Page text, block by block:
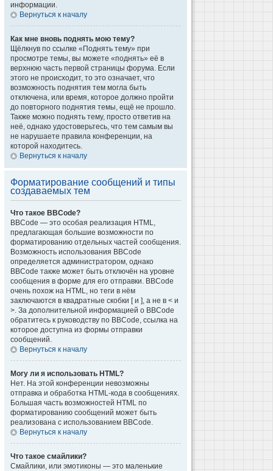
информации.
Вернуться к началу
Как мне вновь поднять мою тему?
Щёлкнув по ссылке «Поднять тему» при
просмотре темы, вы можете «поднять» её в
верхнюю часть первой страницы форума. Если
этого не происходит, то это означает, что
возможность поднятия тем могла быть
отключена, или время, которое должно пройти
до повторного поднятия темы, ещё не прошло.
Также можно поднять тему, просто ответив на
неё, однако удостоверьтесь, что тем самым вы
не нарушаете правила конференции, на
которой находитесь.
Вернуться к началу
Форматирование сообщений и типы
создаваемых тем
Что такое BBCode?
BBCode — это особая реализация HTML,
предлагающая большие возможности по
форматированию отдельных частей сообщения.
Возможность использования BBCode
определяется администратором, однако
BBCode также может быть отключён на уровне
сообщения в форме для его отправки. BBCode
очень похож на HTML, но теги в нём
заключаются в квадратные скобки [ и ], а не в < и
>. За дополнительной информацией о BBCode
обратитесь к руководству по BBCode, ссылка на
которое доступна из формы отправки
сообщений.
Вернуться к началу
Могу ли я использовать HTML?
Нет. На этой конференции невозможны
отправка и обработка HTML-кода в сообщениях.
Большая часть возможностей HTML по
форматированию сообщений может быть
реализована с использованием BBCode.
Вернуться к началу
Что такое смайлики?
Смайлики, или эмотиконы — это маленькие